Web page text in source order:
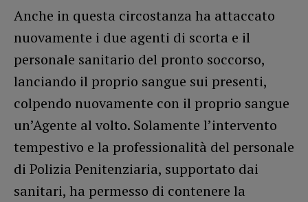
Anche in questa circostanza ha attaccato
nuovamente i due agenti di scorta e il
personale sanitario del pronto soccorso,
lanciando il proprio sangue sui presenti,
colpendo nuovamente con il proprio sangue
un’Agente al volto. Solamente l’intervento
tempestivo e la professionalità del personale
di Polizia Penitenziaria, supportato dai
sanitari, ha permesso di contenere la